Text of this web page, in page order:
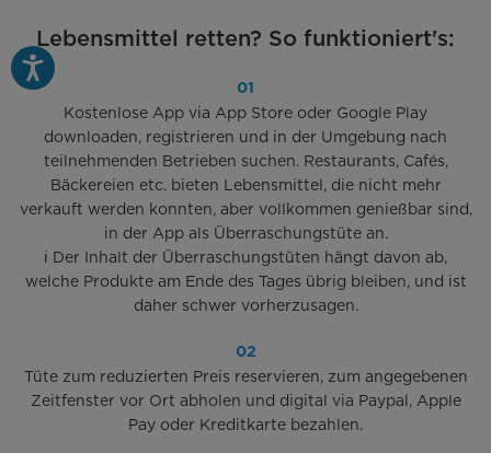
Lebensmittel retten? So funktioniert's:
01
Kostenlose App via App Store oder Google Play
downloaden, registrieren und in der Umgebung nach
teilnehmenden Betrieben suchen. Restaurants, Cafés,
Bäckereien etc. bieten Lebensmittel, die nicht mehr
verkauft werden konnten, aber vollkommen genießbar sind,
in der App als Überraschungstüte an.
ℹ️ Der Inhalt der Überraschungstüten hängt davon ab,
welche Produkte am Ende des Tages übrig bleiben, und ist
daher schwer vorherzusagen.
02
Tüte zum reduzierten Preis reservieren, zum angegebenen
Zeitfenster vor Ort abholen und digital via Paypal, Apple
Pay oder Kreditkarte bezahlen.